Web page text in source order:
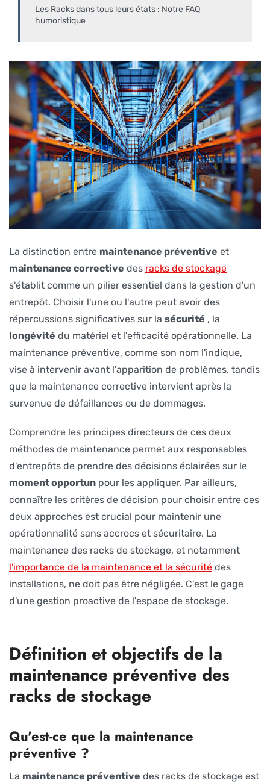
Les Racks dans tous leurs états : Notre FAQ
humoristique
La distinction entre maintenance préventive et
maintenance corrective des racks de stockage
s'établit comme un pilier essentiel dans la gestion d'un
entrepôt. Choisir l'une ou l'autre peut avoir des
répercussions significatives sur la sécurité , la
longévité du matériel et l'efficacité opérationnelle. La
maintenance préventive, comme son nom l'indique,
vise à intervenir avant l'apparition de problèmes, tandis
que la maintenance corrective intervient après la
survenue de défaillances ou de dommages.
Comprendre les principes directeurs de ces deux
méthodes de maintenance permet aux responsables
d'entrepôts de prendre des décisions éclairées sur le
moment opportun pour les appliquer. Par ailleurs,
connaître les critères de décision pour choisir entre ces
deux approches est crucial pour maintenir une
opérationnalité sans accrocs et sécuritaire. La
maintenance des racks de stockage, et notamment
l'importance de la maintenance et la sécurité des
installations, ne doit pas être négligée. C'est le gage
d'une gestion proactive de l'espace de stockage.
Définition et objectifs de la
maintenance préventive des
racks de stockage
Qu'est-ce que la maintenance
préventive ?
La maintenance préventive des racks de stockage est